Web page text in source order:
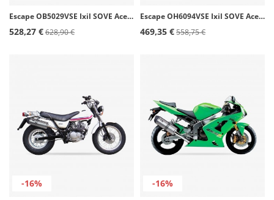
Escape OB5029VSE Ixil SOVE Acero para BMW G 310 R (17-22)
528,27 €628,90 €
Escape OH6094VSE Ixil SOVE Acero para Honda CB 1300 S - CB 1300 SF (03-14)
469,35 €558,75 €
-16% -16%